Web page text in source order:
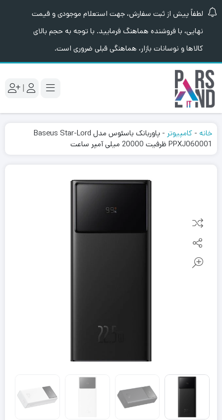
لطفاً پیش از ثبت سفارش، جهت استعلام موجودی و قیمت
نهایی، با فروشنده هماهنگ فرمایید. با توجه به حجم بالای
کالاها و نوسانات بازار، هماهنگی قبلی ضروری است.
|
خانه - کامپیوتر -
پاوربانک باسئوس مدل Baseus Star-Lord
PPXJ060001 ظرفیت 20000 میلی آمپر ساعت